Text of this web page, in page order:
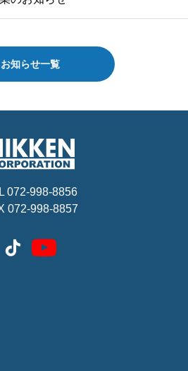
お知らせ一覧
072-998-8856
072-998-8857